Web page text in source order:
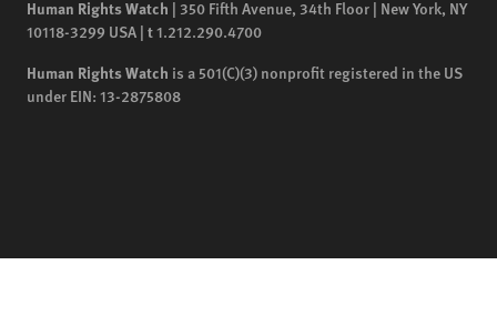
Human Rights Watch | 350 Fifth Avenue, 34th Floor | New York, NY
10118-3299 USA | t1.212.290.4700
Human Rights Watch is a 501(C)(3) nonprofit registered in the US
under EIN: 13-2875808